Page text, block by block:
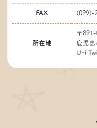
FAX (099)-
所在地
〒891-
鹿児島
Uni